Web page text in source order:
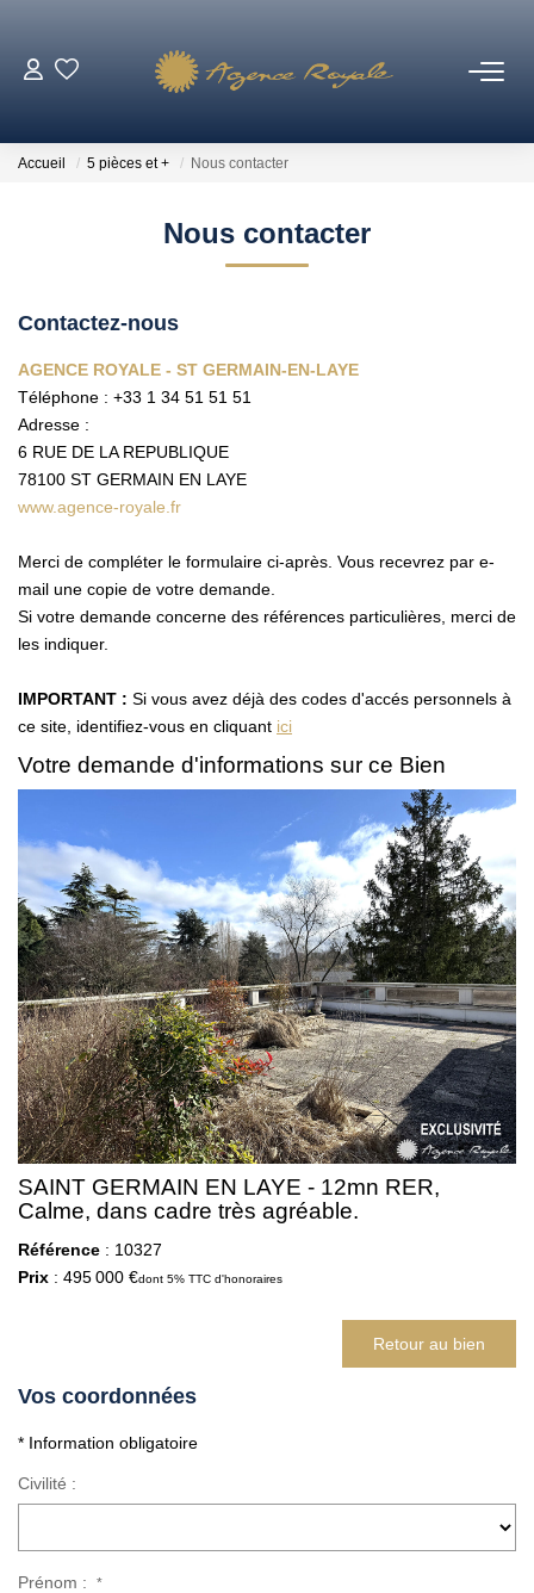
LOCATIONS
NOTRE AGENCE
Qui Sommes-Nous ?
Nos Actualités
Avis Clients
CONTACT
EN
Accueil 5 pièces et + Nous contacter
Nous contacter
Contactez-nous
AGENCE ROYALE - ST GERMAIN-EN-LAYE
Téléphone : +33 1 34 51 51 51
Adresse :
6 RUE DE LA REPUBLIQUE
78100 ST GERMAIN EN LAYE
www.agence-royale.fr
Merci de compléter le formulaire ci-après. Vous recevrez par e-
mail une copie de votre demande.
Si votre demande concerne des références particulières, merci de
les indiquer.
IMPORTANT : Si vous avez déjà des codes d'accés personnels à
ce site, identifiez-vous en cliquant ici
Votre demande d'informations sur ce Bien
SAINT GERMAIN EN LAYE - 12mn RER,
Calme, dans cadre très agréable.
Référence : 10327
Prix : 495 000 €dont 5% TTC d'honoraires
Retour au bien
Vos coordonnées
* Information obligatoire
Civilité :
Prénom : *